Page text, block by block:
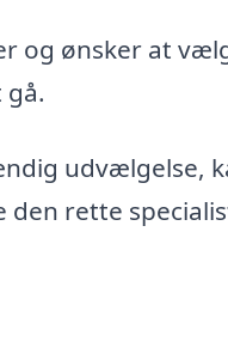
og ønsker at
udvælgelse,
den rette